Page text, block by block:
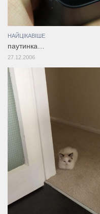
НАЙЦІКАВІШЕ
паутинка…
27.12.2006